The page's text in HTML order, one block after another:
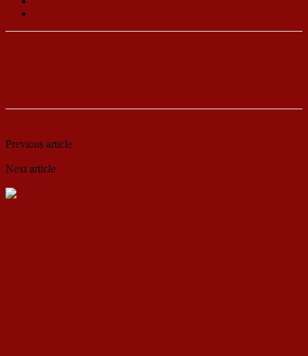
Previous article
Next article